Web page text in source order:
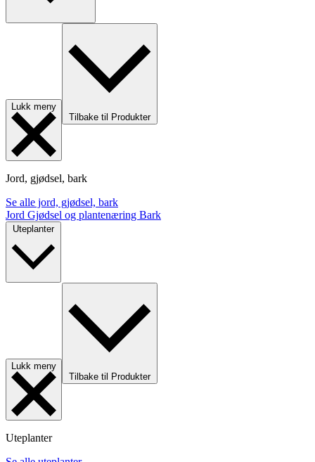
Lukk meny
Tilbake til Produkter
Jord, gjødsel, bark
Se alle jord, gjødsel, bark
Jord Gjødsel og plantenæring Bark
Uteplanter
Lukk meny
Tilbake til Produkter
Uteplanter